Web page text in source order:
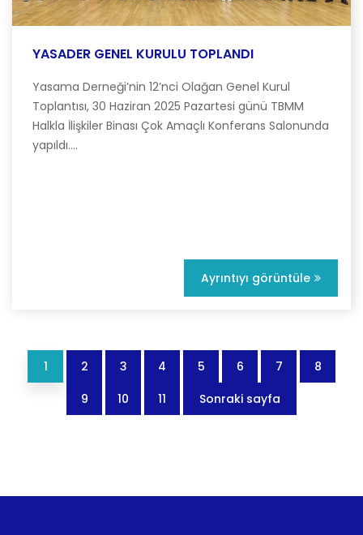
YASADER GENEL KURULU TOPLANDI
Yasama Derneği’nin 12’nci Olağan Genel Kurul
Toplantısı, 30 Haziran 2025 Pazartesi günü TBMM
Halkla İlişkiler Binası Çok Amaçlı Konferans Salonunda
yapıldı....
Ayrıntıyı görüntüle
1 2 3 4 5 6 7
8
9
10 11 Sonraki sayfa